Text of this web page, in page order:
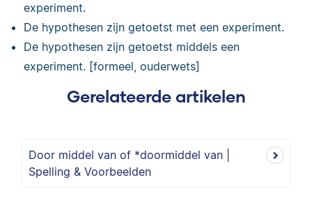
experiment.
De hypothesen zijn getoetst met een experiment.
De hypothesen zijn getoetst middels een
experiment. [formeel, ouderwets]
Gerelateerde artikelen
Door middel van of *doormiddel van |
Spelling & Voorbeelden